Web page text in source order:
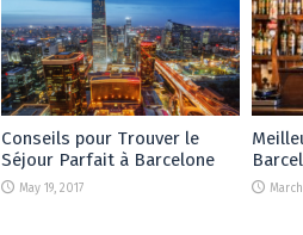
Conseils pour Trouver le
Séjour Parfait à Barcelone
May 19, 2017